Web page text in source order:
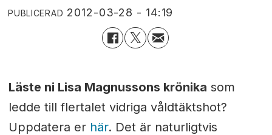
PUBLICERAD 2012-03-28 - 14:19
Läste ni Lisa Magnussons krönika som
ledde till flertalet vidriga våldtäktshot?
Uppdatera er här. Det är naturligtvis